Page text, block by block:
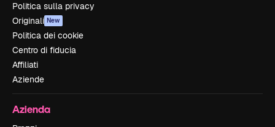
Politica sulla privacy
Originali New
Politica dei cookie
Centro di fiducia
Affiliati
Aziende
Azienda